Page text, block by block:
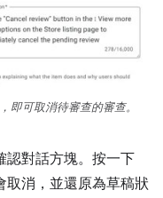
即可取消待審查的審查。
認對話方塊。按一下
取消，並還原為草稿狀